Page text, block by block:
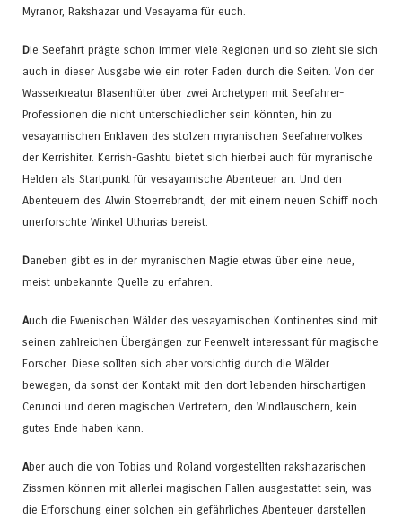
Myranor, Rakshazar und Vesayama für euch.
Die Seefahrt prägte schon immer viele Regionen und so zieht sie sich
auch in dieser Ausgabe wie ein roter Faden durch die Seiten. Von der
Wasserkreatur Blasenhüter über zwei Archetypen mit Seefahrer-
Professionen die nicht unterschiedlicher sein könnten, hin zu
vesayamischen Enklaven des stolzen myranischen Seefahrervolkes
der Kerrishiter. Kerrish-Gashtu bietet sich hierbei auch für myranische
Helden als Startpunkt für vesayamische Abenteuer an. Und den
Abenteuern des Alwin Stoerrebrandt, der mit einem neuen Schiff noch
unerforschte Winkel Uthurias bereist.
Daneben gibt es in der myranischen Magie etwas über eine neue,
meist unbekannte Quelle zu erfahren.
Auch die Ewenischen Wälder des vesayamischen Kontinentes sind mit
seinen zahlreichen Übergängen zur Feenwelt interessant für magische
Forscher. Diese sollten sich aber vorsichtig durch die Wälder
bewegen, da sonst der Kontakt mit den dort lebenden hirschartigen
Cerunoi und deren magischen Vertretern, den Windlauschern, kein
gutes Ende haben kann.
Aber auch die von Tobias und Roland vorgestellten rakshazarischen
Zissmen können mit allerlei magischen Fallen ausgestattet sein, was
die Erforschung einer solchen ein gefährliches Abenteuer darstellen